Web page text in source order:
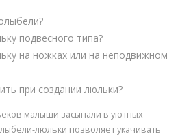
подвесного типа?
на ножках или на неподвижном
при создании люльки?
малыши засыпали в уютных
люльки позволяет укачивать